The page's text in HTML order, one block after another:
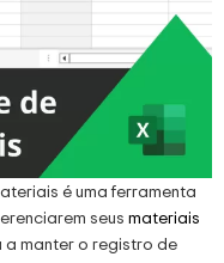
é uma ferramenta
seus materiais
a manter o registro de